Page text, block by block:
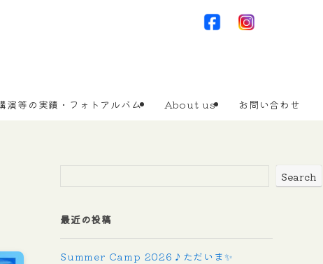
演等の実績・フォトアルバム About us お問い合わせ
Search
最近の投稿
Summer Camp 2026♪ただいま✨